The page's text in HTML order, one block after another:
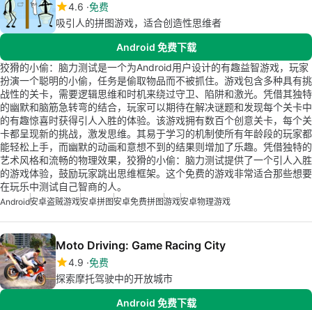
4.6 免费
吸引人的拼图游戏，适合创造性思维者
Android 免费下载
狡猾的小偷：脑力测试是一个为Android用户设计的有趣益智游戏，玩家
扮演一个聪明的小偷，任务是偷取物品而不被抓住。游戏包含多种具有挑
战性的关卡，需要逻辑思维和时机来绕过守卫、陷阱和激光。凭借其独特
的幽默和脑筋急转弯的结合，玩家可以期待在解决谜题和发现每个关卡中
的有趣惊喜时获得引人入胜的体验。该游戏拥有数百个创意关卡，每个关
卡都呈现新的挑战，激发思维。其易于学习的机制使所有年龄段的玩家都
能轻松上手，而幽默的动画和意想不到的结果则增加了乐趣。凭借独特的
艺术风格和流畅的物理效果，狡猾的小偷：脑力测试提供了一个引人入胜
的游戏体验，鼓励玩家跳出思维框架。这个免费的游戏非常适合那些想要
在玩乐中测试自己智商的人。
Android安卓盗贼游戏安卓拼图安卓免费拼图游戏安卓物理游戏
Moto Driving: Game Racing City
4.9 免费
探索摩托驾驶中的开放城市
Android 免费下载